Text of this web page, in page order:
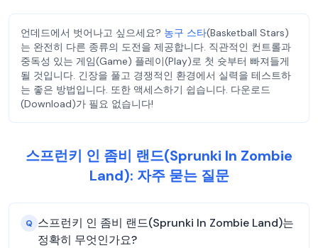
언데드에서 벗어나고 싶으세요? 농구 스타(Basketball Stars)
는 완전히 다른 종류의 도전을 제공합니다. 직관적인 컨트롤과
중독성 있는 게임(Game) 플레이(Play)로 첫 슛부터 빠져들게
될 것입니다. 긴장을 풀고 경쟁적인 환경에서 실력을 테스트하
는 좋은 방법입니다. 또한 액세스하기 쉽습니다. 다운로드
(Download)가 필요 없습니다!
스프런키 인 좀비 랜드(Sprunki In Zombie
Land): 자주 묻는 질문
Q 스프런키 인 좀비 랜드(Sprunki In Zombie Land)는
정확히 무엇인가요?